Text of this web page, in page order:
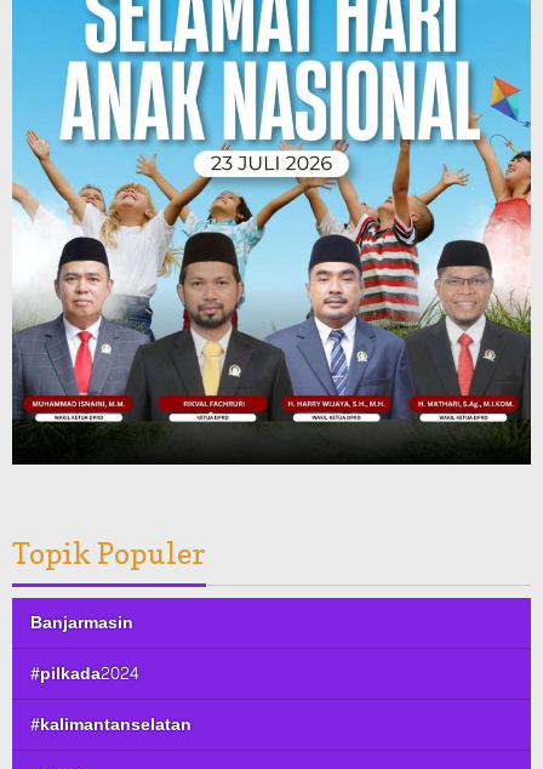
Topik Populer
Banjarmasin
#pilkada2024
#kalimantanselatan